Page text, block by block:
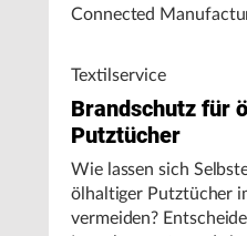
Connected
Textilservice
Brandschutz für
Putztücher
Wie lassen sich
ölhaltiger Putztücher
vermeiden?